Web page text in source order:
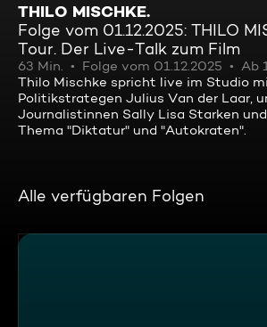
THILO MISCHKE.
Folge vom 01.12.2025: THILO
Tour. Der Live-Talk zum Film
63 Min. Folge vom 01.12.2025
Ab
Thilo Mischke spricht live im Studio
Politikstrategen Julius Van der Laar,
Journalistinnen Sally Lisa Starken
Thema "Diktatur" und "Autokraten".
Alle verfügbaren Folgen